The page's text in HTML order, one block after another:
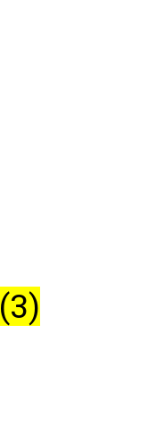
(3)